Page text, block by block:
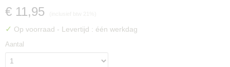
€ 11,95
✓ Op voorraad - Levertijd : één werkdag
Aantal